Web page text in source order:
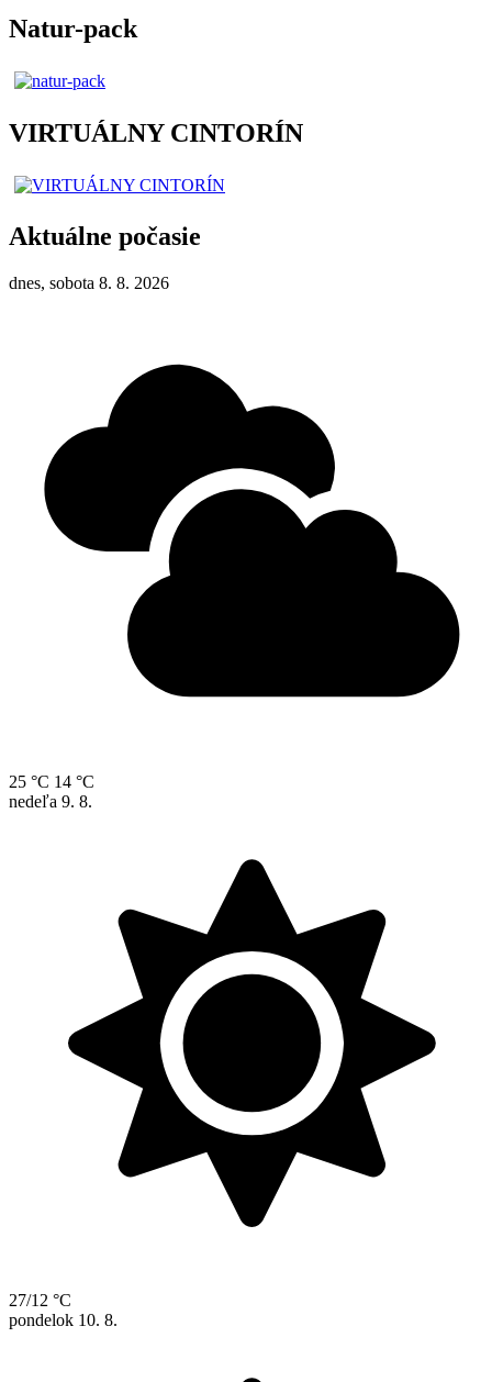
Natur-pack
VIRTUÁLNY CINTORÍN
Aktuálne počasie
dnes, sobota 8. 8. 2026
25 °C 14 °C
nedeľa 9. 8.
27/12 °C
pondelok 10. 8.